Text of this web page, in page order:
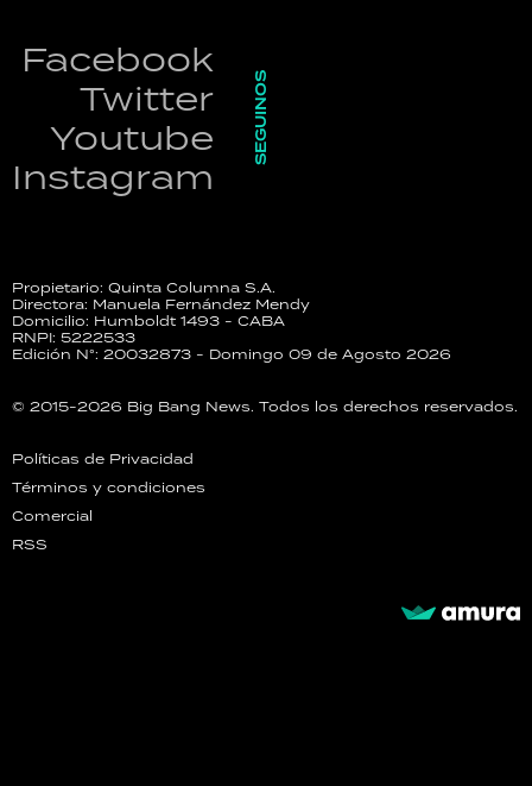
Facebook
Twitter
Youtube
Instagram
SEGUINOS
Propietario: Quinta Columna S.A.
Directora: Manuela Fernández Mendy
Domicilio: Humboldt 1493 - CABA
RNPI: 5222533
Edición N°: 20032873 - Domingo 09 de Agosto 2026
© 2015-2026 Big Bang News. Todos los derechos reservados.
Políticas de Privacidad
Términos y condiciones
Comercial
RSS